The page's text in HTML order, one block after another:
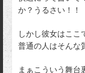
か？うるさい！！
しかし彼女はここ
普通の人はそんな
まぁこういう舞台